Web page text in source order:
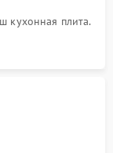
кухонная плита.